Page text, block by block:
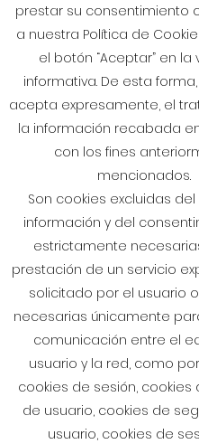
prestar su consentimiento
a nuestra Política de
el botón “Aceptar” en la
informativa. De esta
acepta expresamente, el
la información recabada
con los fines
mencionados.
Son cookies excluidas
información y del
estrictamente
prestación de un servicio
solicitado por el usuario
necesarias únicamente
comunicación entre el
usuario y la red, como
cookies de sesión,
de usuario, cookies de
usuario, cookies de